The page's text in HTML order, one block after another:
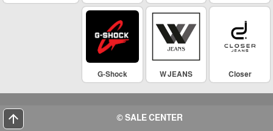
Closer
W JEANS
G-Shock
SALE CENTER ©
arrow_upward